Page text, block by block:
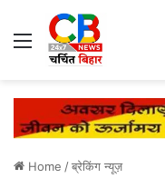
Menu
Home /ब्रेकिंग न्यूज़